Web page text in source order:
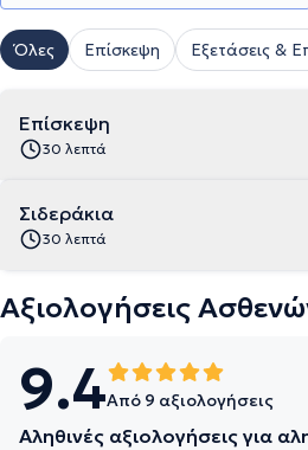
Όλες Επίσκεψη Εξετάσεις &
Επίσκεψη
30 λεπτά
Σιδεράκια
30 λεπτά
Αξιολογήσεις
9.4Από 9 αξιολογήσεις
Αληθινές αξιολογήσεις για